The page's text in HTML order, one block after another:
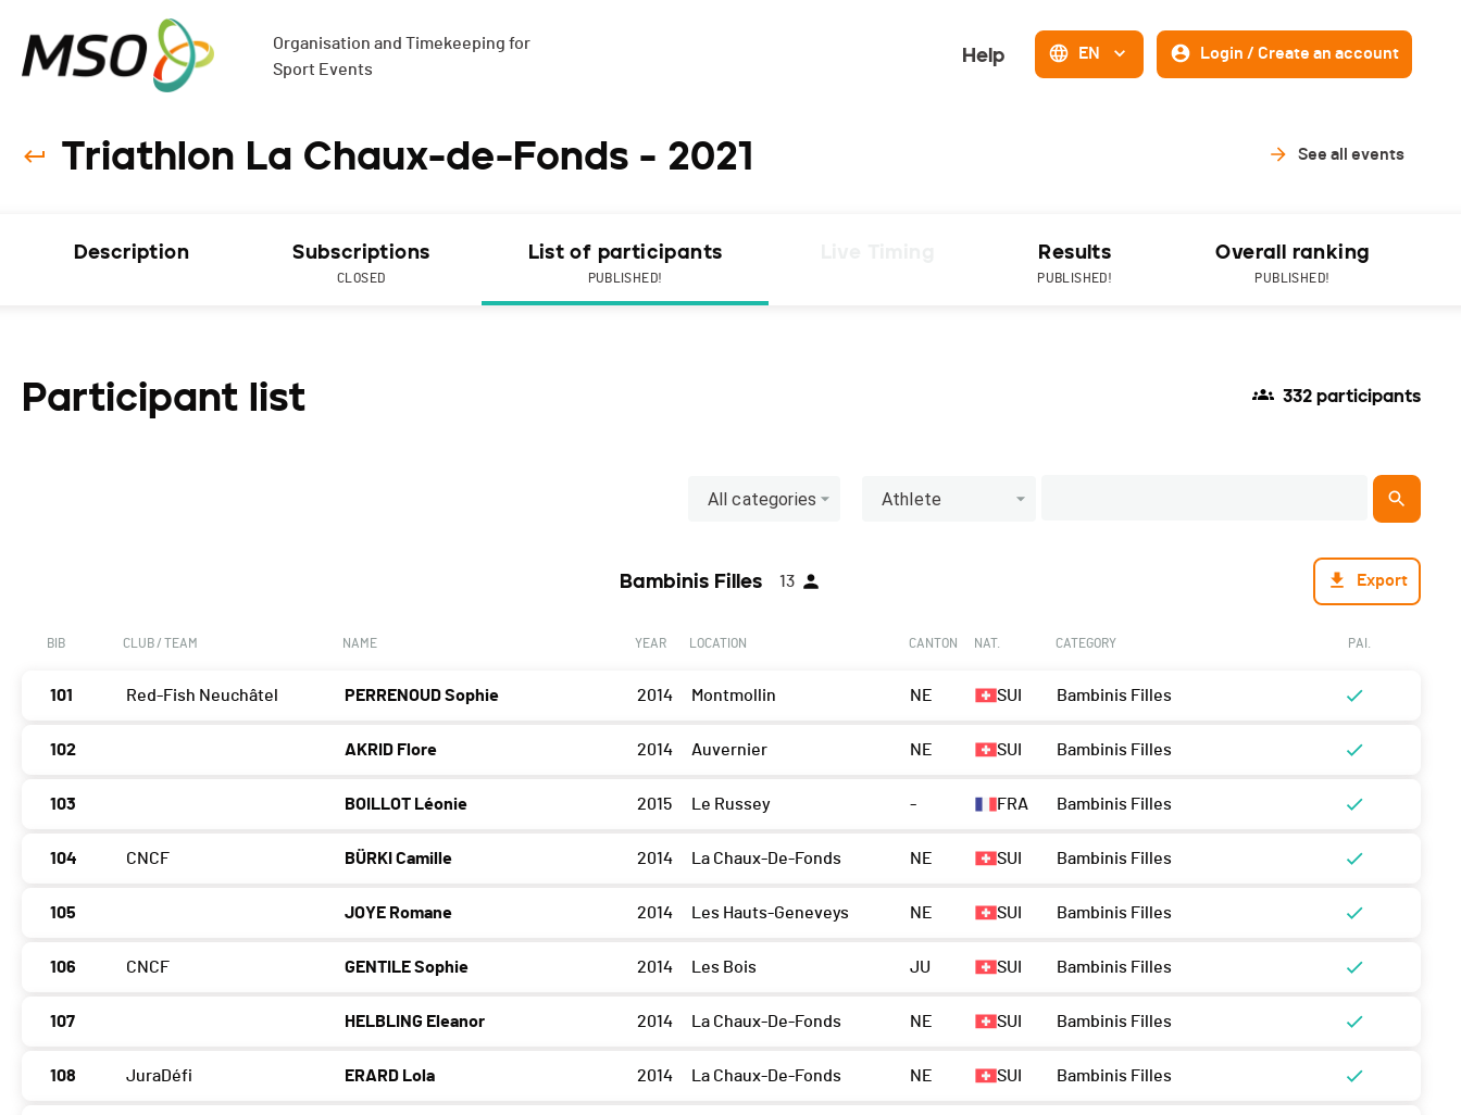
Organisation and Timekeeping for
Sport Events
Help EN Login / Create an account
Triathlon La Chaux-de-Fonds - 2021 See all events
Description Subscriptions
CLOSED
List of participants
PUBLISHED!
Results
PUBLISHED!
Overall ranking
PUBLISHED!
Participant list 332 participants
All categories Athlete
Bambinis Filles 13 Export
BIB CLUB / TEAM NAME YEAR LOCATION CANTON NAT. CATEGORY PAI.
101 Red-Fish Neuchâtel PERRENOUD Sophie 2014 Montmollin NE SUI Bambinis Filles
102 AKRID Flore 2014 Auvernier NE SUI Bambinis Filles
103 BOILLOT Léonie 2015 Le Russey - FRA Bambinis Filles
104 CNCF BÜRKI Camille 2014 La Chaux-De-Fonds NE SUI Bambinis Filles
105 JOYE Romane 2014 Les Hauts-Geneveys NE SUI Bambinis Filles
106 CNCF GENTILE Sophie 2014 Les Bois JU SUI Bambinis Filles
107 HELBLING Eleanor 2014 La Chaux-De-Fonds NE SUI Bambinis Filles
108 JuraDéfi ERARD Lola 2014 La Chaux-De-Fonds NE SUI Bambinis Filles